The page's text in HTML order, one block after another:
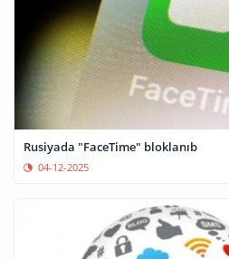
Rusiyada "FaceTime" bloklanıb
04-12-2025